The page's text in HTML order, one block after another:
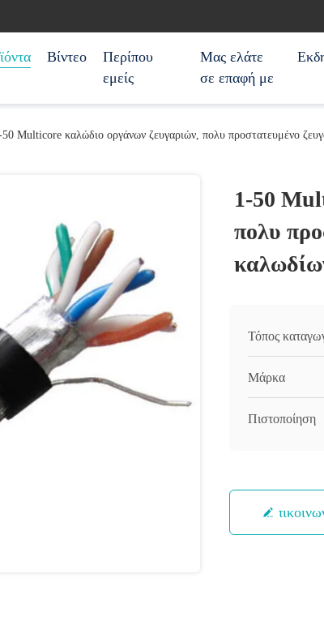
Βίντεο
Περίπου
εμείς
Μας ελάτε
σε επαφή με
50 Multicore καλώδιο οργάνων ζευγαριών, πολυ προστατευμένο
1-50
πολυ
Τόπος
Μάρκα
Πιστοποίηση